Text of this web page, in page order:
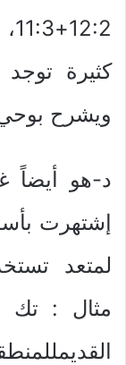
كثيرة
ويشرح
د-هو أيضاً
إشتهرت
لمتعد